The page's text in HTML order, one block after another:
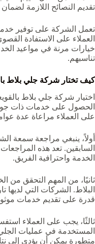
تقديم النصائح اللازمة
تعمل الشركة على توفير
العملاء على الاستفادة
خيارات مرنة في مواعيد
تناسبهم.
كيف تختار شركة جلي بلاط
اختيار شركة جلي بلاط
الحصول على خدمات ذات
على العملاء مراعاة عدة
أولاً، ينبغي مراجعة سمعة
السابقين. تعد هذه
الخدمة واحترافية الفريق.
ثانيًا، من المهم التحقق من
البلاط. الشركات التي لديها
قدرة على تقديم خدمات
ثالثًا، يجب على العملاء
المستخدمة في عمليات
متطورة يمكن أن يؤدي إلى